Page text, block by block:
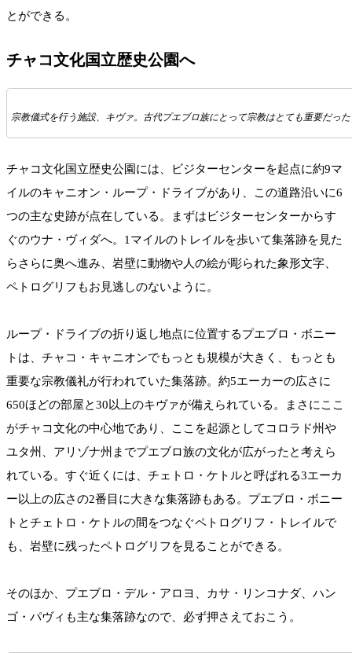
とができる。
チャコ文化国立歴史公園へ
宗教儀式を行う施設、キヴァ。古代プエブロ族にとって宗教はとても重要だった
チャコ文化国立歴史公園には、ビジターセンターを起点に約9マ
イルのキャニオン・ループ・ドライブがあり、この道路沿いに6
つの主な史跡が点在している。まずはビジターセンターからす
ぐのウナ・ヴィダへ。1マイルのトレイルを歩いて集落跡を見た
らさらに奥へ進み、岩壁に動物や人の絵が彫られた象形文字、
ペトログリフもお見逃しのないように。
ループ・ドライブの折り返し地点に位置するプエブロ・ボニー
トは、チャコ・キャニオンでもっとも規模が大きく、もっとも
重要な宗教儀礼が行われていた集落跡。約5エーカーの広さに
650ほどの部屋と30以上のキヴァが備えられている。まさにここ
がチャコ文化の中心地であり、ここを起源としてコロラド州や
ユタ州、アリゾナ州までプエブロ族の文化が広がったと考えら
れている。すぐ近くには、チェトロ・ケトルと呼ばれる3エーカ
ー以上の広さの2番目に大きな集落跡もある。プエブロ・ボニー
トとチェトロ・ケトルの間をつなぐペトログリフ・トレイルで
も、岩壁に残ったペトログリフを見ることができる。
そのほか、プエブロ・デル・アロヨ、カサ・リンコナダ、ハン
ゴ・パヴィも主な集落跡なので、必ず押さえておこう。